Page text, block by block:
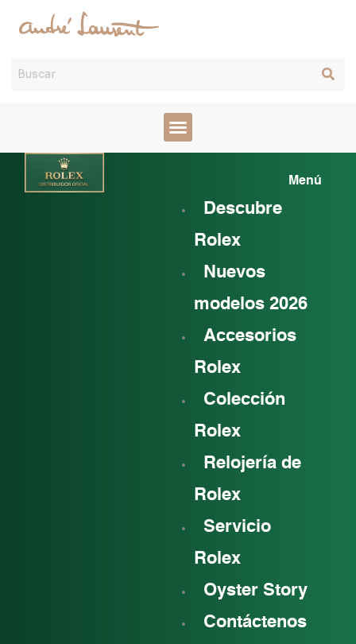
Menú
Descubre
Rolex
Nuevos
modelos 2026
Accesorios
Rolex
Colección
Rolex
Relojería de
Rolex
Servicio
Rolex
Oyster Story
Contáctenos